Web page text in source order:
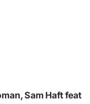
Sam Haft feat